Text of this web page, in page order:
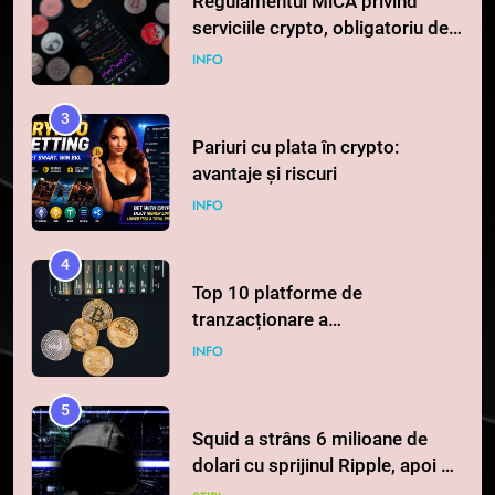
serviciile crypto, obligatoriu de
la 1 iulie în România
INFO
3
Pariuri cu plata în crypto:
avantaje și riscuri
INFO
4
Top 10 platforme de
tranzacționare a
criptomonedelor în 2026
INFO
5
Squid a strâns 6 milioane de
dolari cu sprijinul Ripple, apoi a